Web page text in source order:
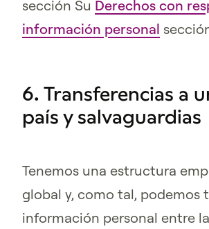
sección Su Derechos con
información personal
6. Transferencias a
país y salvaguardias
Tenemos una estructura
global y, como tal, podemos
información personal entre